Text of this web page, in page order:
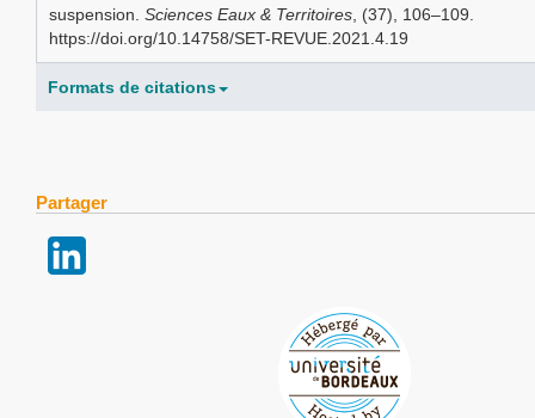
suspension. Sciences Eaux & Territoires, (37), 106–109.
https://doi.org/10.14758/SET-REVUE.2021.4.19
Formats de citations
Partager